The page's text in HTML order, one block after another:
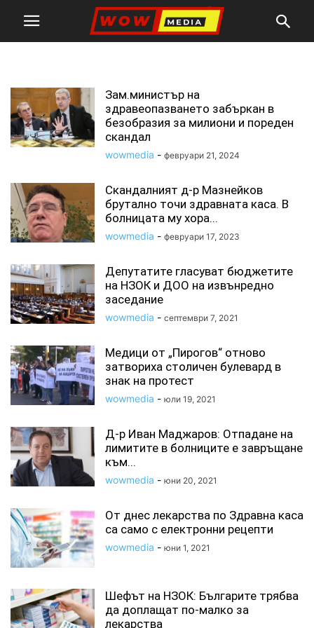
Зам.министър на
здравеопазването забъркан в
безобразия за милиони и пореден
скандал
wowmedia - февруари 21, 2024
Скандалният д-р Мазнейков
брутално точи здравната каса. В
болницата му хора...
wowmedia - февруари 17, 2023
Депутатите гласуват бюджетите
на НЗОК и ДОО на извънредно
заседание
wowmedia - септември 7, 2021
Медици от „Пирогов“ отново
затвориха столичен булевард в
знак на протест
wowmedia - юли 19, 2021
Д-р Иван Маджаров: Отпадане на
лимитите в болниците е завръщане
към...
wowmedia - юни 20, 2021
От днес лекарства по Здравна каса
са само с електронни рецепти
wowmedia - юни 1, 2021
Шефът на НЗОК: Българите трябва
да доплащат по-малко за
лекарства